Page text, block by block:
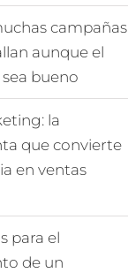
campañas
aunque el
bueno
la
que convierte
en ventas
para el
de un